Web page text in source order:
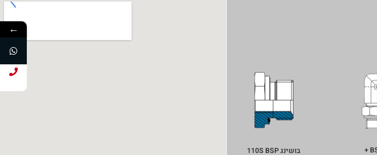
90° זכר x זכרBSP +
בושינג 110S BSP
←